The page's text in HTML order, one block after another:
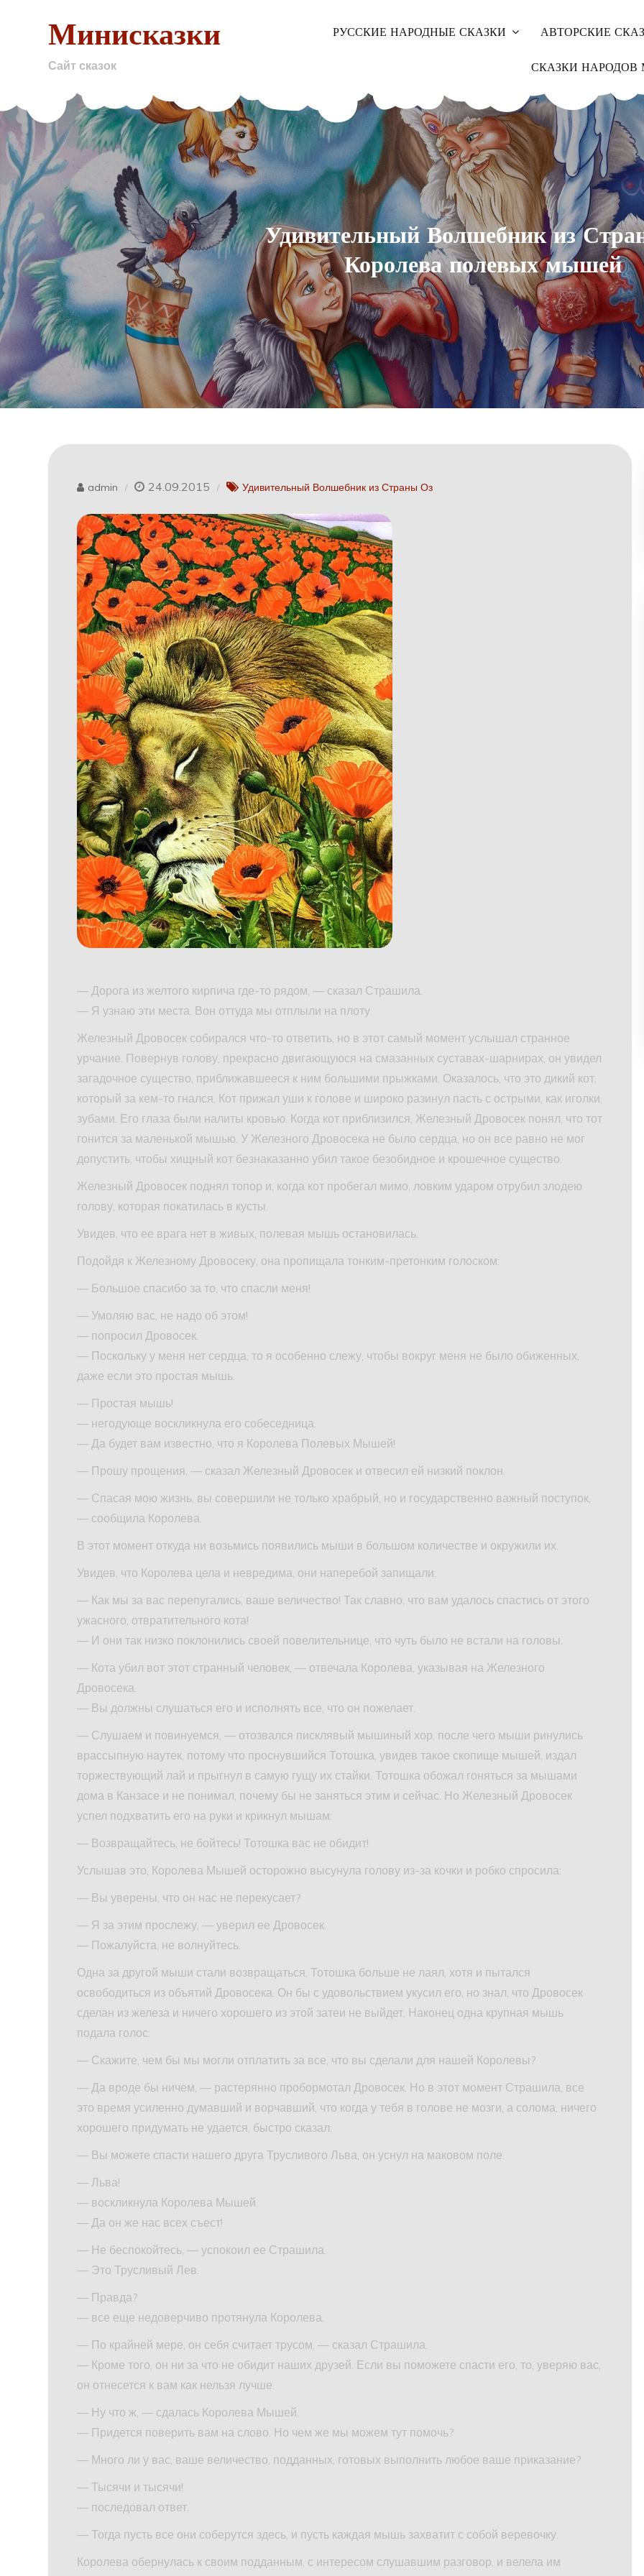
Минисказки
Сайт сказок
РУССКИЕ НАРОДНЫЕ СКАЗКИ АВТОРСКИЕ
СКАЗКИ НАРОДОВ
Удивительный Волшебник из
Королева полевых мышей
admin 24.09.2015 Удивительный Волшебник из Страны Оз
— Дорога из желтого кирпича где-то рядом, — сказал Страшила.
— Я узнаю эти места. Вон оттуда мы отплыли на плоту.
Железный Дровосек собирался что-то ответить, но в этот самый момент услышал странное
урчание. Повернув голову, прекрасно двигающуюся на смазанных суставах-шарнирах, он увидел
загадочное существо, приближавшееся к ним большими прыжками. Оказалось, что это дикий кот,
который за кем-то гнался. Кот прижал уши к голове и широко разинул пасть с острыми, как иголки,
зубами. Его глаза были налиты кровью. Когда кот приблизился, Железный Дровосек понял, что тот
гонится за маленькой мышью. У Железного Дровосека не было сердца, но он все равно не мог
допустить, чтобы хищный кот безнаказанно убил такое безобидное и крошечное существо.
Железный Дровосек поднял топор и, когда кот пробегал мимо, ловким ударом отрубил злодею
голову, которая покатилась в кусты.
Увидев, что ее врага нет в живых, полевая мышь остановилась.
Подойдя к Железному Дровосеку, она пропищала тонким-претонким голоском:
— Большое спасибо за то, что спасли меня!
— Умоляю вас, не надо об этом!
— попросил Дровосек.
— Поскольку у меня нет сердца, то я особенно слежу, чтобы вокруг меня не было обиженных,
даже если это простая мышь.
— Простая мышь!
— негодующе воскликнула его собеседница.
— Да будет вам известно, что я Королева Полевых Мышей!
— Прошу прощения, — сказал Железный Дровосек и отвесил ей низкий поклон.
— Спасая мою жизнь, вы совершили не только храбрый, но и государственно важный поступок,
— сообщила Королева.
В этот момент откуда ни возьмись появились мыши в большом количестве и окружили их.
Увидев, что Королева цела и невредима, они наперебой запищали:
— Как мы за вас перепугались, ваше величество! Так славно, что вам удалось спастись от этого
ужасного, отвратительного кота!
— И они так низко поклонились своей повелительнице, что чуть было не встали на головы.
— Кота убил вот этот странный человек, — отвечала Королева, указывая на Железного
Дровосека.
— Вы должны слушаться его и исполнять все, что он пожелает.
— Слушаем и повинуемся, — отозвался писклявый мышиный хор, после чего мыши ринулись
врассыпную наутек, потому что проснувшийся Тотошка, увидев такое скопище мышей, издал
торжествующий лай и прыгнул в самую гущу их стайки. Тотошка обожал гоняться за мышами
дома в Канзасе и не понимал, почему бы не заняться этим и сейчас. Но Железный Дровосек
успел подхватить его на руки и крикнул мышам:
— Возвращайтесь, не бойтесь! Тотошка вас не обидит!
Услышав это, Королева Мышей осторожно высунула голову из-за кочки и робко спросила:
— Вы уверены, что он нас не перекусает?
— Я за этим прослежу, — уверил ее Дровосек.
— Пожалуйста, не волнуйтесь.
Одна за другой мыши стали возвращаться. Тотошка больше не лаял, хотя и пытался
освободиться из объятий Дровосека. Он бы с удовольствием укусил его, но знал, что Дровосек
сделан из железа и ничего хорошего из этой затеи не выйдет. Наконец одна крупная мышь
подала голос:
— Скажите, чем бы мы могли отплатить за все, что вы сделали для нашей Королевы?
— Да вроде бы ничем, — растерянно пробормотал Дровосек. Но в этот момент Страшила, все
это время усиленно думавший и ворчавший, что когда у тебя в голове не мозги, а солома, ничего
хорошего придумать не удается, быстро сказал:
— Вы можете спасти нашего друга Трусливого Льва, он уснул на маковом поле.
— Льва!
— воскликнула Королева Мышей.
— Да он же нас всех съест!
— Не беспокойтесь, — успокоил ее Страшила.
— Это Трусливый Лев.
— Правда?
— все еще недоверчиво протянула Королева.
— По крайней мере, он себя считает трусом, — сказал Страшила.
— Кроме того, он ни за что не обидит наших друзей. Если вы поможете спасти его, то, уверяю вас,
он отнесется к вам как нельзя лучше.
— Ну что ж, — сдалась Королева Мышей.
— Придется поверить вам на слово. Но чем же мы можем тут помочь?
— Много ли у вас, ваше величество, подданных, готовых выполнить любое ваше приказание?
— Тысячи и тысячи!
— последовал ответ.
— Тогда пусть все они соберутся здесь, и пусть каждая мышь захватит с собой веревочку.
Королева обернулась к своим подданным, с интересом слушавшим разговор, и велела им